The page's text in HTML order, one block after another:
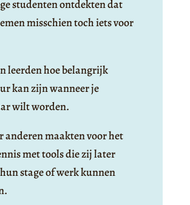
studenten ontdekten dat
misschien toch iets voor
leerden hoe belangrijk
kan zijn wanneer je
wilt worden.
anderen maakten voor het
met tools die zij later
stage of werk kunnen